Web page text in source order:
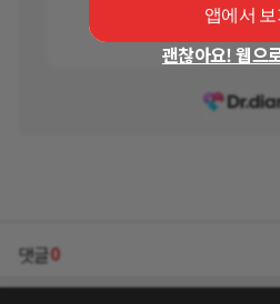
댓글0
앱에서 보
괜찮아요! 웹으